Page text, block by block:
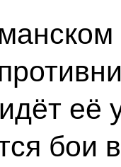
её
бои